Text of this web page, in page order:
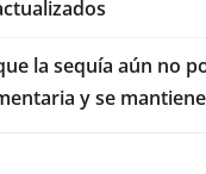
la sequía aún no
y se